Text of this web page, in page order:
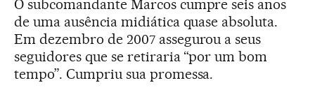
O subcomandante Marcos cumpre seis anos
de uma ausência midiática quase absoluta.
Em dezembro de 2007 assegurou a seus
seguidores que se retiraria “por um bom
tempo”. Cumpriu sua promessa.